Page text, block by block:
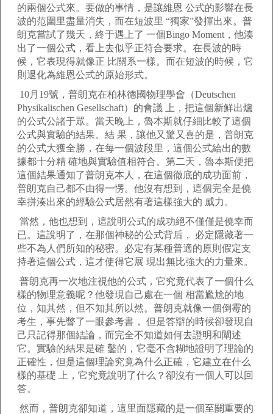
的兩個公式來。要做的事情，是讓維恩 公式的影響在長
波的范圍里盡量消失，而在短波里 “獨家”發揮出來。普
朗克嘗試了幾天，終于遇上了 一個Bingo Moment，他湊
出了一個公式，看上去似乎正符合要求。在長波的時
候，它表現得就像正 比關系一樣。而在短波的時候，它
則退化為維恩公式的原始形式。
10月19號，普朗克在柏林德國物理學會（Deutschen
Physikalischen Gesellschaft）的會議 上，把這個新鮮出爐
的公式公諸于眾。當天晚上，魯本斯就仔細比較了這個
公式與實驗的結果。結 果，讓他又驚又喜的是，普朗克
的公式大獲全勝，在每一個波段里，這個公式給出的數
據都十分精 確地與實驗值相符合。第二天，魯本斯便把
這個結果通知了普朗克本人，在這個徹底的成功面前，
普朗克自己都不由得一愣。他沒有想到，這個完全是僥
幸拼湊出來的經驗公式居然有著這樣強大的 威力。
當然，他也想到，這說明公式的成功絕不僅僅是僥幸而
已。這說明了，在那個神秘的公式背后， 必定隱藏著一
些不為人們所知的秘密。必定有某種普適的原則假定支
持著這個公式，這才使得它展 現出無比強大的力量來。
普朗克再一次地注視他的公式，它究竟代表了一個什么
樣的物理意義呢？他發現自己處在一個 相當尷尬的地
位，知其然，但不知其所以然。普朗克就像一個倒霉的
考生，事先瞥了一眼參考書， 但是答辯的時候卻發現自
己只記得那個結論，而完全不知道如何去證明和闡述
它。實驗的結果是確 鑿的，它毫不含糊地證明了理論的
正確性，但是這個理論究竟為什么正確，它建立在什么
樣的基礎 上，它究竟說明了什么？卻沒有一個人可以回
答。
然而，普朗克卻知道，這里面隱藏的是一個至關重要的